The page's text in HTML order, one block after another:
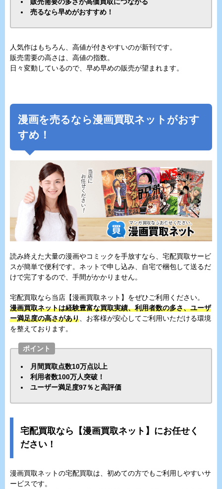
売るなら早めがおすすめ！
人気作はもちろん、高値が付きやすいのが新刊です。
販売需要の高さは、高値の指数。
日々変動しているので、早め早めの販売が望まれます。
漫画を売るなら漫画買取ネットがおす
すめ！
読み終えた大量の漫画やコミックを手放すなら、宅配買取サービ
スが簡単で便利です。ネットで申し込み、自宅で梱包して送るだ
けで完了するので、手間がかかりません。
宅配買取なら当店【漫画買取ネット】をぜひご利用ください。
漫画買取ネットは経験豊富な買取実績、利用者数の多さ、ユーザ
ー満足度の高さがあり 、お客様が安心してご利用いただける環境
を整えております。
ポイント
月間買取点数10万点以上
利用者数100万人突破！
ユーザー満足度97％と高評価
宅配買取なら【漫画買取ネット】にお任せく
ださい！
漫画買取ネットの宅配買取は、初めての方でもご利用しやすいサ
ービスです。